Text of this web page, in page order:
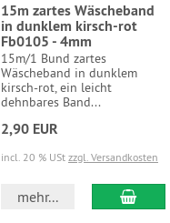
15m zartes Wäscheband
in dunklem kirsch-rot
Fb0105 - 4mm
15m/1 Bund zartes
Wäscheband in dunklem
kirsch-rot, ein leicht
dehnbares Band...
2,90 EUR
incl. 20 % USt zzgl. Versandkosten
mehr... In